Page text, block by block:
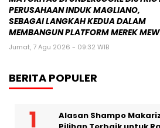
Jumat, 7 Agu 2026 - 09:32 WIB
BERITA POPULER
Alasan Shampo
Pakar Sejarah PKT: